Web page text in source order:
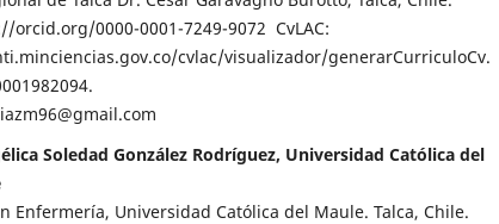
orcid.org/0000-0001-7249-9072 CvLAC:
cvlac/visualizador/generarCurriculoCv.
Soledad González Rodríguez, Universidad Católica del
Enfermería, Universidad Católica del Maule. Talca, Chile.